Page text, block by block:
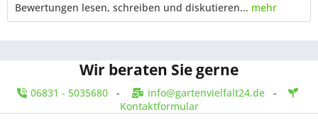
Bewertungen lesen, schreiben und diskutieren... mehr
Wir beraten Sie gerne
06831 - 5035680- info@gartenvielfalt24.de-
Kontaktformular